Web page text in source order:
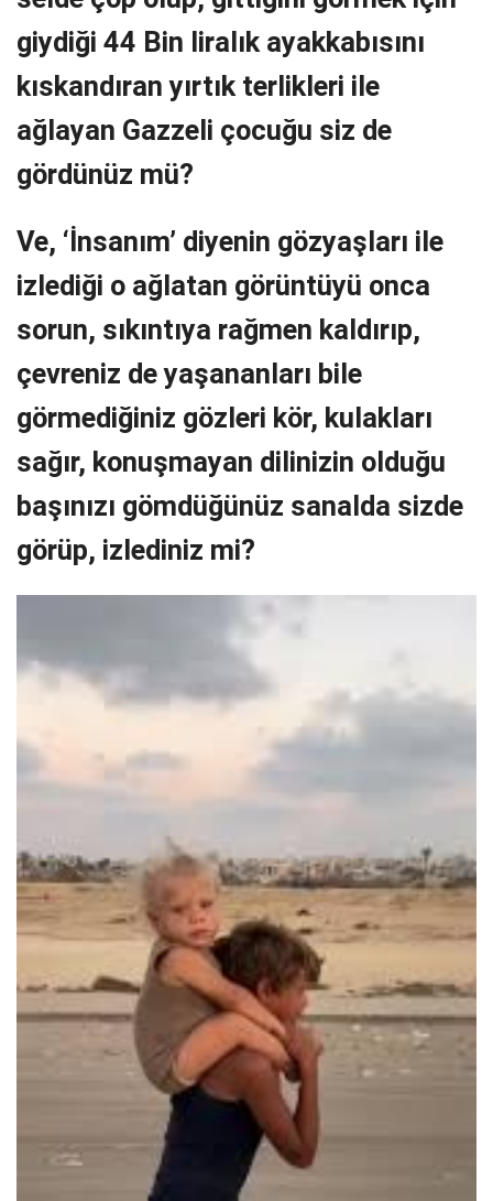
giydiği 44 Bin liralık ayakkabısını
kıskandıran yırtık terlikleri ile
ağlayan Gazzeli çocuğu siz de
gördünüz mü?
Ve, ‘İnsanım’ diyenin gözyaşları ile
izlediği o ağlatan görüntüyü onca
sorun, sıkıntıya rağmen kaldırıp,
çevreniz de yaşananları bile
görmediğiniz gözleri kör, kulakları
sağır, konuşmayan dilinizin olduğu
başınızı gömdüğünüz sanalda sizde
görüp, izlediniz mi?